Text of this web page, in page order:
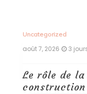
Uncategorized
août 7, 2026 3
Le rôle de